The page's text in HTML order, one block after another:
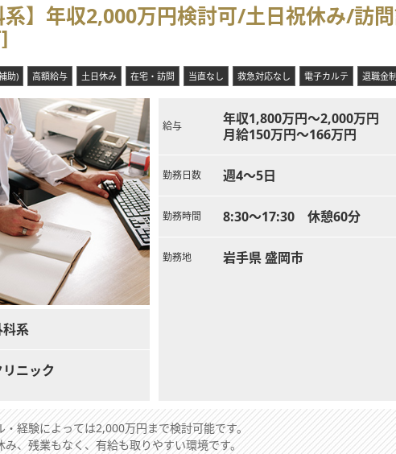
境と雰囲気】
長と常勤医師（60代女性）、および非常勤医師2名の体制で、協力し合い
いて円滑なコミュニケーションが可能かどうかが重視されており、スタッ
は電子カルテではなく紙カルテを使用しており、IT機器の操作に煩わされ
完備されているほか、診療所の近くにある社宅をオンコール待機時に利用
級の民間総合農場やキャンプ施設が近くにあり、豊かな自然環境の中で心
容】
有する有床診療所における勤務医として、外来診療および入院患者の管理
門分野に限らず、内科全般を幅広く診る総合診療科としての役割が求めら
土曜勤務や休日当番が含まれる場合がありますが、原則残業はなく、定時
体制変更に向け、現職の医師たちと連携しながら、地域住民の健康を守る
系】年収2,000万円検討可/土日祝休み/訪
助) 高額給与 土日休み 在宅・訪問 当直なし 救急対応なし 電子カルテ 退職金
科系
ニック
給与
年収1,800万円～2,000万円
月給150万円～166万円
勤務日数 週4～5日
勤務時間 8:30～17:30 休憩60分
勤務地 岩手県 盛岡市
経験によっては2,000万円まで検討可能です。
、残業もなく、有給も取りやすい環境です。